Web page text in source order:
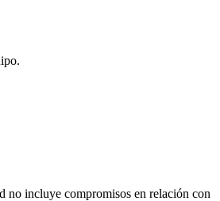
no incluye compromisos en relación con